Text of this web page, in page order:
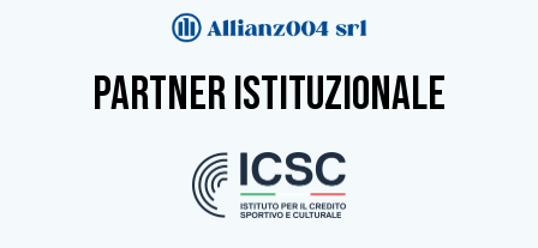
partner istituzionale